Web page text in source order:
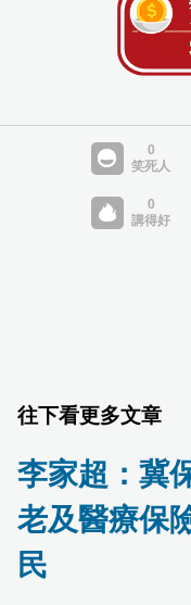
往下看更多文章
李家超：冀
老及醫療保
民